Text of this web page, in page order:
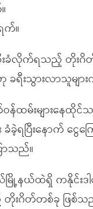
က်။
လိုက်ရသည့် တိုးဂိတ်
းသွားလာသူများ
န်ထမ်းများနေ
ခံခဲ့ရပြီးနောက် ငွ
ာသည်။
နယ်ထဲရှိ ကနိုင်းဒါက
တိုးဂိတ်တစ်ခု ဖြစ်သ